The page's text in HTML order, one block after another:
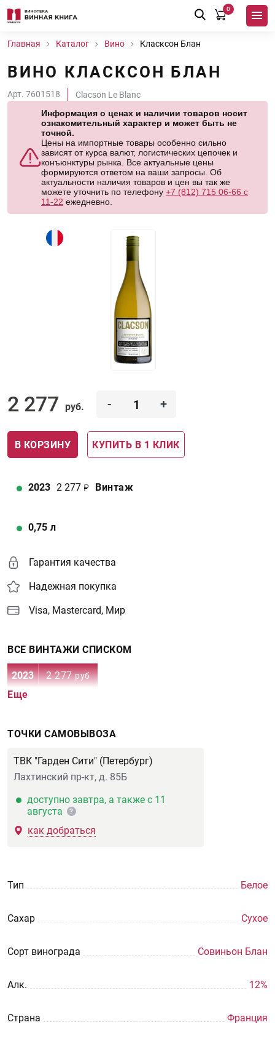
0
Главная Каталог Вино Класксон Блан
ВИНО КЛАСКСОН БЛАН
Арт. 7601518
Clacson Le Blanc
Информация о ценах и наличии товаров носит
ознакомительный характер и может быть не
точной.
Цены на импортные товары особенно сильно
зависят от курса валют, логистических цепочек и
конъюнктуры рынка. Все актуальные цены
формируются ответом на ваши запросы. Об
актуальности наличия товаров и цен вы так же
можете уточнить по телефону +7 (812) 715 06-66 с
11-22 ежедневно.
2 277 руб. - +
В КОРЗИНУ КУПИТЬ В 1 КЛИК
2023 2 277 Винтаж
0,75 л
Гарантия качества
Надежная покупка
Visa, Mastercard, Мир
ВСЕ ВИНТАЖИ СПИСКОМ
2023 2 277руб
Еще
ТОЧКИ САМОВЫВОЗА
ТВК "Гарден Сити" (Петербург)
Лахтинский пр-кт, д. 85Б
доступно завтра, а также с 11
августа
?
как добраться
Тип Белое
Сахар Сухое
Сорт винограда Совиньон Блан
Aлк. 12%
Страна Франция